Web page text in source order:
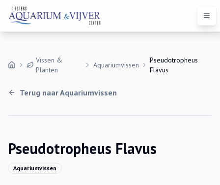
Vissen &
Planten
Aquariumvissen
Pseudotropheus
Flavus
Terug naarAquariumvissen
Pseudotropheus Flavus
Aquariumvissen